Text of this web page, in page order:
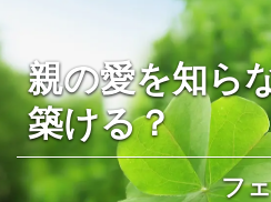
親の愛を知ら
築ける？
フ